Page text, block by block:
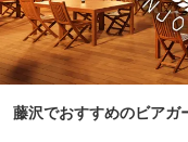
藤沢でおすすめのビアガ